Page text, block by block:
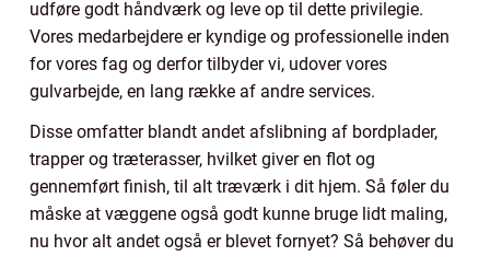
udføre godt håndværk og leve op til dette privilegie.
Vores medarbejdere er kyndige og professionelle inden
for vores fag og derfor tilbyder vi, udover vores
gulvarbejde, en lang række af andre services.
Disse omfatter blandt andet afslibning af bordplader,
trapper og træterasser, hvilket giver en flot og
gennemført finish, til alt træværk i dit hjem. Så føler du
måske at væggene også godt kunne bruge lidt maling,
nu hvor alt andet også er blevet fornyet? Så behøver du